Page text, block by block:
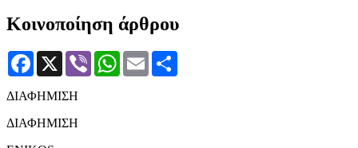
Κοινοποίηση άρθρου
Facebook
X Viber WhatsApp
Email
ΔΙΑΦΗΜΙΣΗ
ΔΙΑΦΗΜΙΣΗ